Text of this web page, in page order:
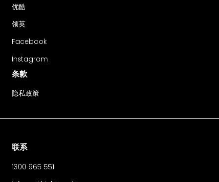
优酷
领英
Facebook
Instagram
条款
隐私政策
联系
1300 965 551